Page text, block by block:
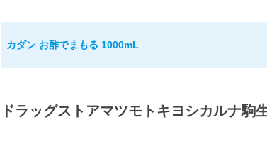
カダン お酢でまもる 1000mL
ドラッグストアマツモトキヨシカルナ駒